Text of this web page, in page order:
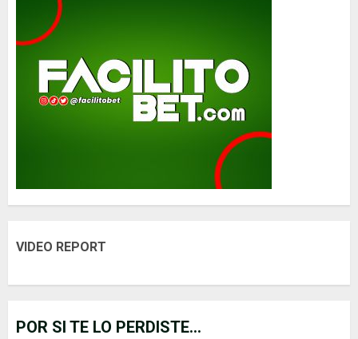
VIDEO REPORT
POR SI TE LO PERDISTE...